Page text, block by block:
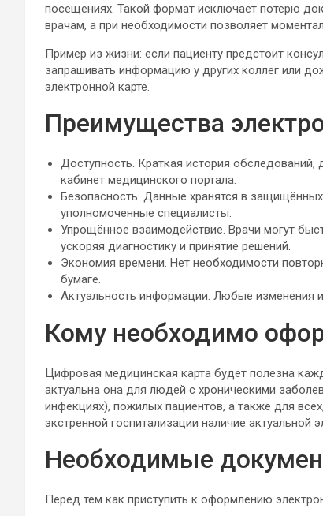
посещениях. Такой формат исключает потерю
врачам, а при необходимости позволяет
Пример из жизни: если пациенту предстоит
запрашивать информацию у других коллег или
электронной карте.
Преимущества
Доступность. Краткая история
кабинет медицинского портала.
Безопасность. Данные хранятся в
уполномоченные специалисты.
Упрощённое взаимодействие. Врачи могут
ускоряя диагностику и принятие решений.
Экономия времени. Нет необходимости
бумаге.
Актуальность информации. Любые изменения
Кому необходимо
Цифровая медицинская карта будет полезна
актуальна она для людей с хроническими
инфекциях), пожилых пациентов, а также для
экстренной госпитализации наличие
Необходимые
Перед тем как приступить к оформлению